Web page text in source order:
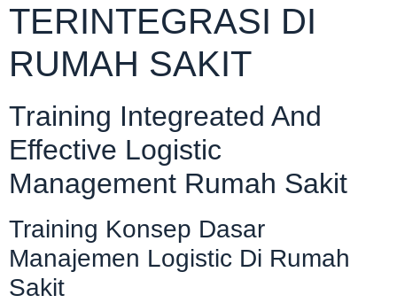
TERINTEGRASI DI
RUMAH SAKIT
Training Integreated And
Effective Logistic
Management Rumah Sakit
Training Konsep Dasar
Manajemen Logistic Di Rumah
Sakit